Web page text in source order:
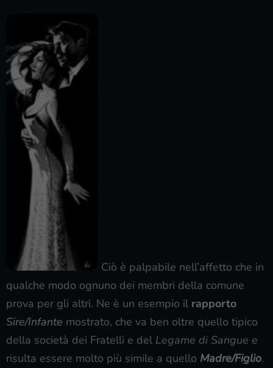
Ciò è palpabile nell’affetto che in
qualche modo ognuno dei membri della comune
prova per gli altri. Ne è un esempio il rapporto
Sire/Infante mostrato, che va ben oltre quello tipico
della società dei Fratelli e del Legame di Sangue e
risulta essere molto più simile a quello Madre/Figlio.